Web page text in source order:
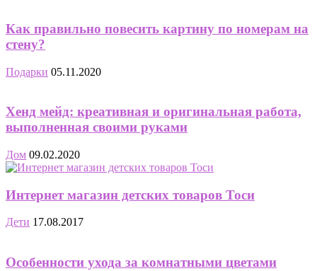
Как правильно повесить картину по номерам на
стену?
Подарки 05.11.2020
Хенд мейд: креативная и оригинальная работа,
выполненная своими руками
Дом 09.02.2020
Интернет магазин детских товаров Тоси
Дети 17.08.2017
Особенности ухода за комнатными цветами